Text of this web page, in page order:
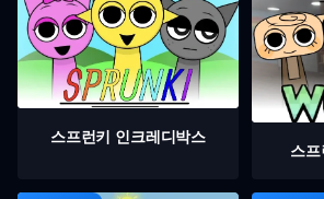
스프런키 인크레디박스
스프